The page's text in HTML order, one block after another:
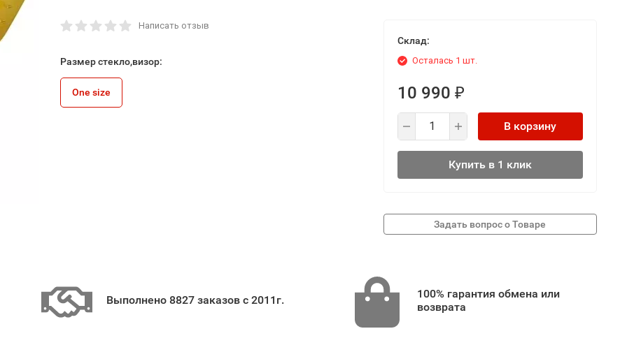
Написать отзыв
Размер стекло,визор:
One size
Склад:
Осталась 1 шт.
10 990 ₽
В корзину
Купить в 1 клик
Выполнено 8827 заказов с 2011г.
100% гарантия обмена или
возврата